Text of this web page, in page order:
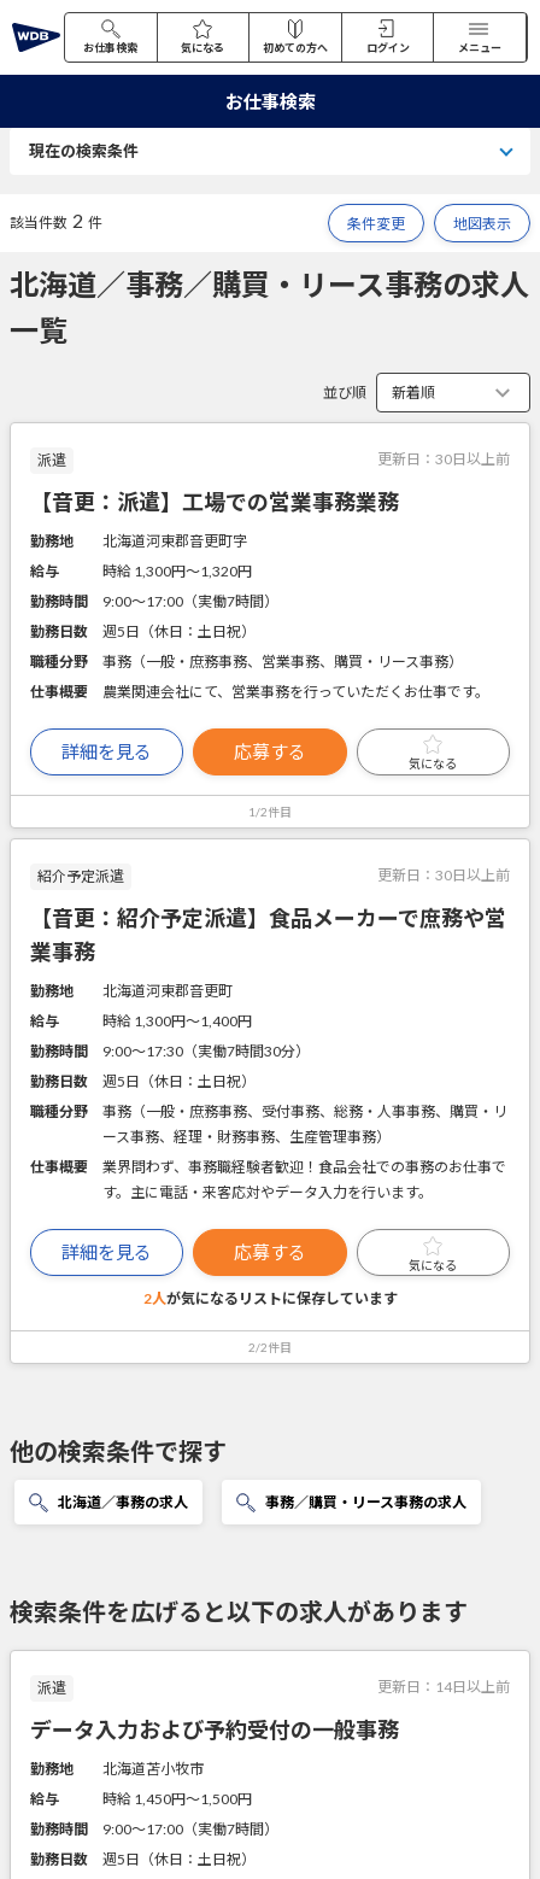
お仕事検索 気になる 初めての方へ ログイン メニュー
お仕事検索
現在の検索条件
該当件数 2 件 条件変更 地図表示
北海道／事務／購買・リース事務の求人
一覧
並び順
派遣 更新日： 30日以上前
【音更：派遣】工場での営業事務業務
勤務地
北海道河東郡音更町字
給与
時給 1,300円〜1,320円
勤務時間
9:00～17:00（実働7時間）
勤務日数
週5日（休日：土日祝）
職種分野
事務（一般・庶務事務、営業事務、購買・リース事務）
仕事概要
農業関連会社にて、営業事務を行っていただくお仕事です。
詳細を見る 応募する
気になる
1/2件目
紹介予定派遣 更新日： 30日以上前
【音更：紹介予定派遣】食品メーカーで庶務や営
業事務
勤務地
北海道河東郡音更町
給与
時給 1,300円〜1,400円
勤務時間
9:00～17:30（実働7時間30分）
勤務日数
週5日（休日：土日祝）
職種分野
事務（一般・庶務事務、受付事務、総務・人事事務、購買・リ
ース事務、経理・財務事務、生産管理事務）
仕事概要
業界問わず、事務職経験者歓迎！食品会社での事務のお仕事で
す。主に電話・来客応対やデータ入力を行います。
詳細を見る 応募する
気になる
2人が気になるリストに保存しています
2/2件目
他の検索条件で探す
北海道／事務の求人 事務／購買・リース事務の求人
検索条件を広げると以下の求人があります
派遣 更新日： 14日以上前
データ入力および予約受付の一般事務
勤務地
北海道苫小牧市
給与
時給 1,450円〜1,500円
勤務時間
9:00～17:00（実働7時間）
勤務日数
週5日（休日：土日祝）